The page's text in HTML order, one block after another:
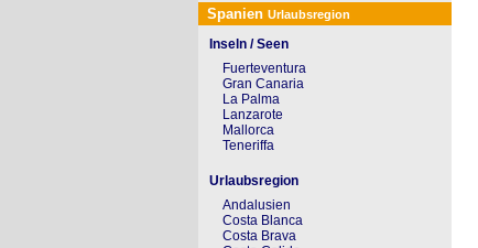
Spanien Urlaubsregion
Inseln / Seen
Fuerteventura
Gran Canaria
La Palma
Lanzarote
Mallorca
Teneriffa
Urlaubsregion
Andalusien
Costa Blanca
Costa Brava